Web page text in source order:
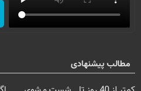
مطالب پیشنهادی